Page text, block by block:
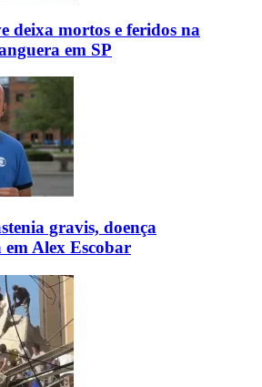
deixa mortos e feridos na
em SP
gravis, doença
Alex Escobar